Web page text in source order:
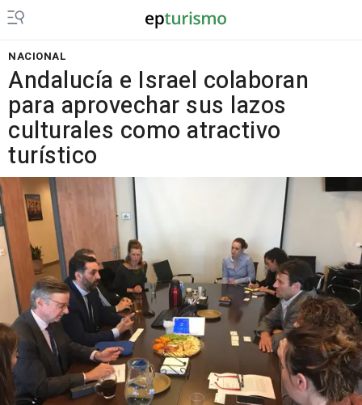
NACIONAL
Andalucía e Israel colaboran
para aprovechar sus lazos
culturales como atractivo
turístico